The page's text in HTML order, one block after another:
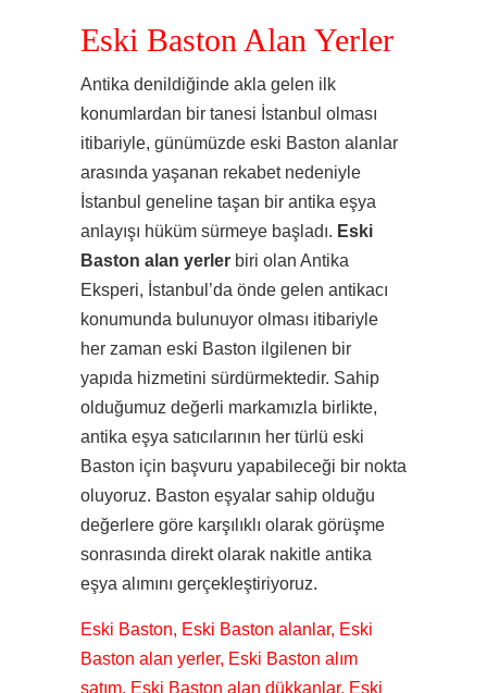
Eski Baston Alan Yerler
Antika denildiğinde akla gelen ilk
konumlardan bir tanesi İstanbul olması
itibariyle, günümüzde eski Baston alanlar
arasında yaşanan rekabet nedeniyle
İstanbul geneline taşan bir antika eşya
anlayışı hüküm sürmeye başladı. Eski
Baston alan yerler biri olan Antika
Eksperi, İstanbul’da önde gelen antikacı
konumunda bulunuyor olması itibariyle
her zaman eski Baston ilgilenen bir
yapıda hizmetini sürdürmektedir. Sahip
olduğumuz değerli markamızla birlikte,
antika eşya satıcılarının her türlü eski
Baston için başvuru yapabileceği bir nokta
oluyoruz. Baston eşyalar sahip olduğu
değerlere göre karşılıklı olarak görüşme
sonrasında direkt olarak nakitle antika
eşya alımını gerçekleştiriyoruz.
Eski Baston, Eski Baston alanlar, Eski
Baston alan yerler, Eski Baston alım
satım, Eski Baston alan dükkanlar, Eski